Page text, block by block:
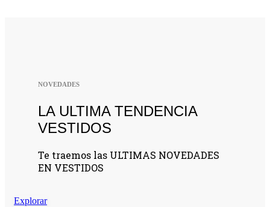
NOVEDADES
LA ULTIMA TENDENCIA
VESTIDOS
Te traemos las ULTIMAS NOVEDADES
EN VESTIDOS
Explorar